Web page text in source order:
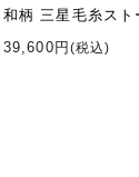
和柄 三星毛糸スト
39,600円 (税込)